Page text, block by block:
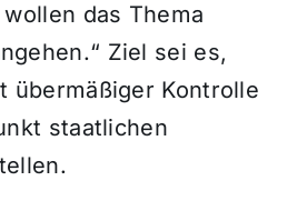
das Thema
Ziel sei es,
übermäßiger Kontrolle
staatlichen